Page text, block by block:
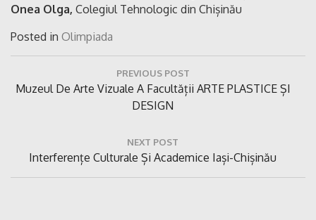
Onea Olga, Colegiul Tehnologic din Chișinău
Posted in Olimpiada
articole
PREVIOUS POST
Previous
Muzeul De Arte Vizuale A Facultății ARTE PLASTICE ȘI
DESIGN
NEXT POST
Next
Interferențe Culturale Și Academice Iași-Chișinău